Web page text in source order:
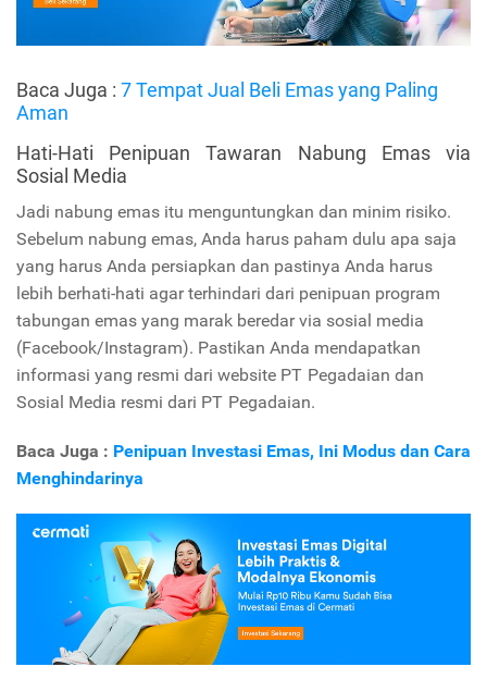
Baca Juga : 7 Tempat Jual Beli Emas yang Paling
Aman
Hati-Hati Penipuan Tawaran Nabung Emas via
Sosial Media
Jadi nabung emas itu menguntungkan dan minim risiko.
Sebelum nabung emas, Anda harus paham dulu apa saja
yang harus Anda persiapkan dan pastinya Anda harus
lebih berhati-hati agar terhindari dari penipuan program
tabungan emas yang marak beredar via sosial media
(Facebook/Instagram). Pastikan Anda mendapatkan
informasi yang resmi dari website PT Pegadaian dan
Sosial Media resmi dari PT Pegadaian.
Baca Juga : Penipuan Investasi Emas, Ini Modus dan Cara
Menghindarinya